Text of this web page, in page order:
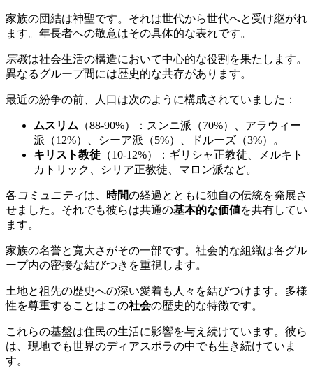
家族の団結は神聖です。それは世代から世代へと受け継がれ
ます。年長者への敬意はその具体的な表れです。
宗教は社会生活の構造において中心的な役割を果たします。
異なるグループ間には歴史的な共存があります。
最近の紛争の前、人口は次のように構成されていました：
ムスリム （88-90%）：スンニ派（70%）、アラウィー
派（12%）、シーア派（5%）、ドルーズ（3%）。
キリスト教徒 （10-12%）：ギリシャ正教徒、メルキト
カトリック、シリア正教徒、マロン派など。
各コミュニティは、 時間の経過とともに独自の伝統を発展さ
せました。それでも彼らは共通の基本的な価値を共有してい
ます。
家族の名誉と寛大さがその一部です。社会的な組織は各グル
ープ内の密接な結びつきを重視します。
土地と祖先の歴史への深い愛着も人々を結びつけます。多様
性を尊重することはこの社会の歴史的な特徴です。
これらの基盤は住民の生活に影響を与え続けています。彼ら
は、現地でも世界のディアスポラの中でも生き続けていま
す。